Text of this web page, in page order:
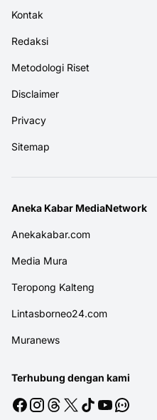
Kontak
Redaksi
Metodologi Riset
Disclaimer
Privacy
Sitemap
Aneka Kabar MediaNetwork
Anekakabar.com
Media Mura
Teropong Kalteng
Lintasborneo24.com
Muranews
Terhubung dengan kami